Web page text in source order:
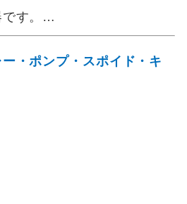
です。…
・ポンプ・スポイド・キ